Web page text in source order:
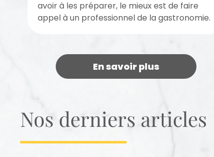
avoir à les préparer, le mieux est de faire
appel à un professionnel de la gastronomie.
En savoir plus
Nos derniers articles